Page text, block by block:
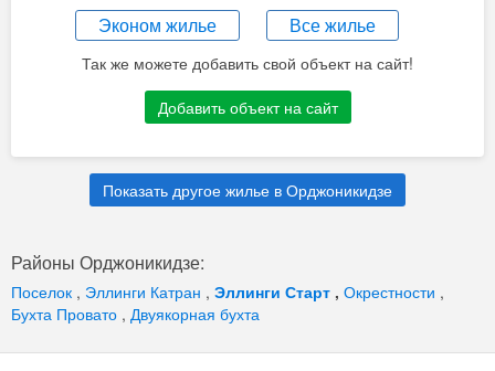
Эконом жилье Все жилье
Так же можете добавить свой объект на сайт!
Добавить объект на сайт
Показать другое жилье в Орджоникидзе
Районы Орджоникидзе:
Поселок , Эллинги Катран , Эллинги Старт , Окрестности ,
Бухта Провато , Двуякорная бухта